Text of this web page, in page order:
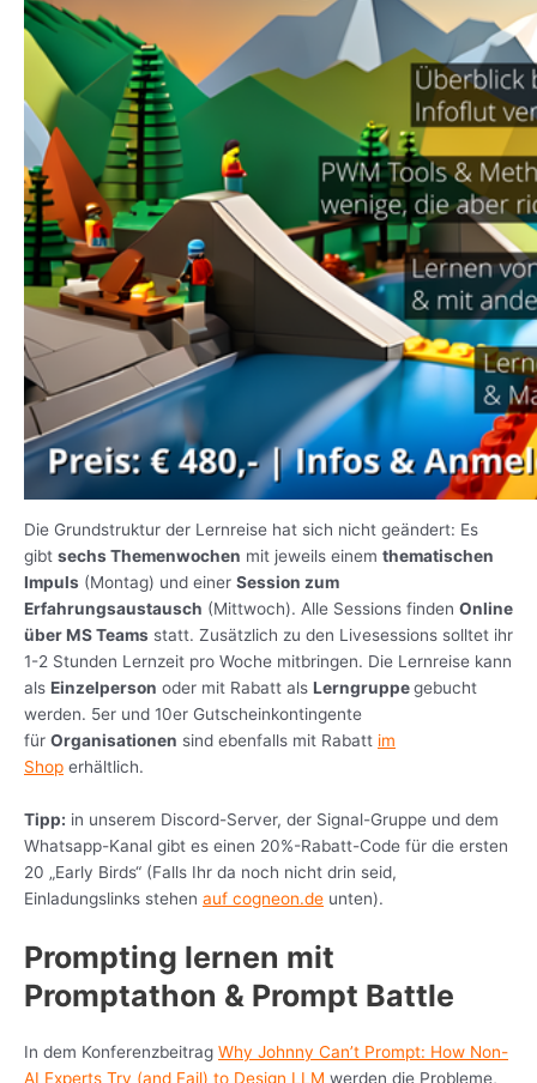
Die Grundstruktur der Lernreise hat sich nicht geändert: Es
gibt sechs Themenwochen mit jeweils einem thematischen
Impuls (Montag) und einer Session zum
Erfahrungsaustausch (Mittwoch). Alle Sessions finden Online
über MS Teams statt. Zusätzlich zu den Livesessions solltet ihr
1-2 Stunden Lernzeit pro Woche mitbringen. Die Lernreise kann
als Einzelperson oder mit Rabatt als Lerngruppegebucht
werden. 5er und 10er Gutscheinkontingente
für Organisationen sind ebenfalls mit Rabatt im
Shop erhältlich.
Tipp: in unserem Discord-Server, der Signal-Gruppe und dem
Whatsapp-Kanal gibt es einen 20%-Rabatt-Code für die ersten
20 „Early Birds“ (Falls Ihr da noch nicht drin seid,
Einladungslinks stehen auf cogneon.de unten).
Prompting lernen mit
Promptathon & Prompt Battle
In dem Konferenzbeitrag Why Johnny Can’t Prompt: How Non-
AI Experts Try (and Fail) to Design LLM werden die Probleme,